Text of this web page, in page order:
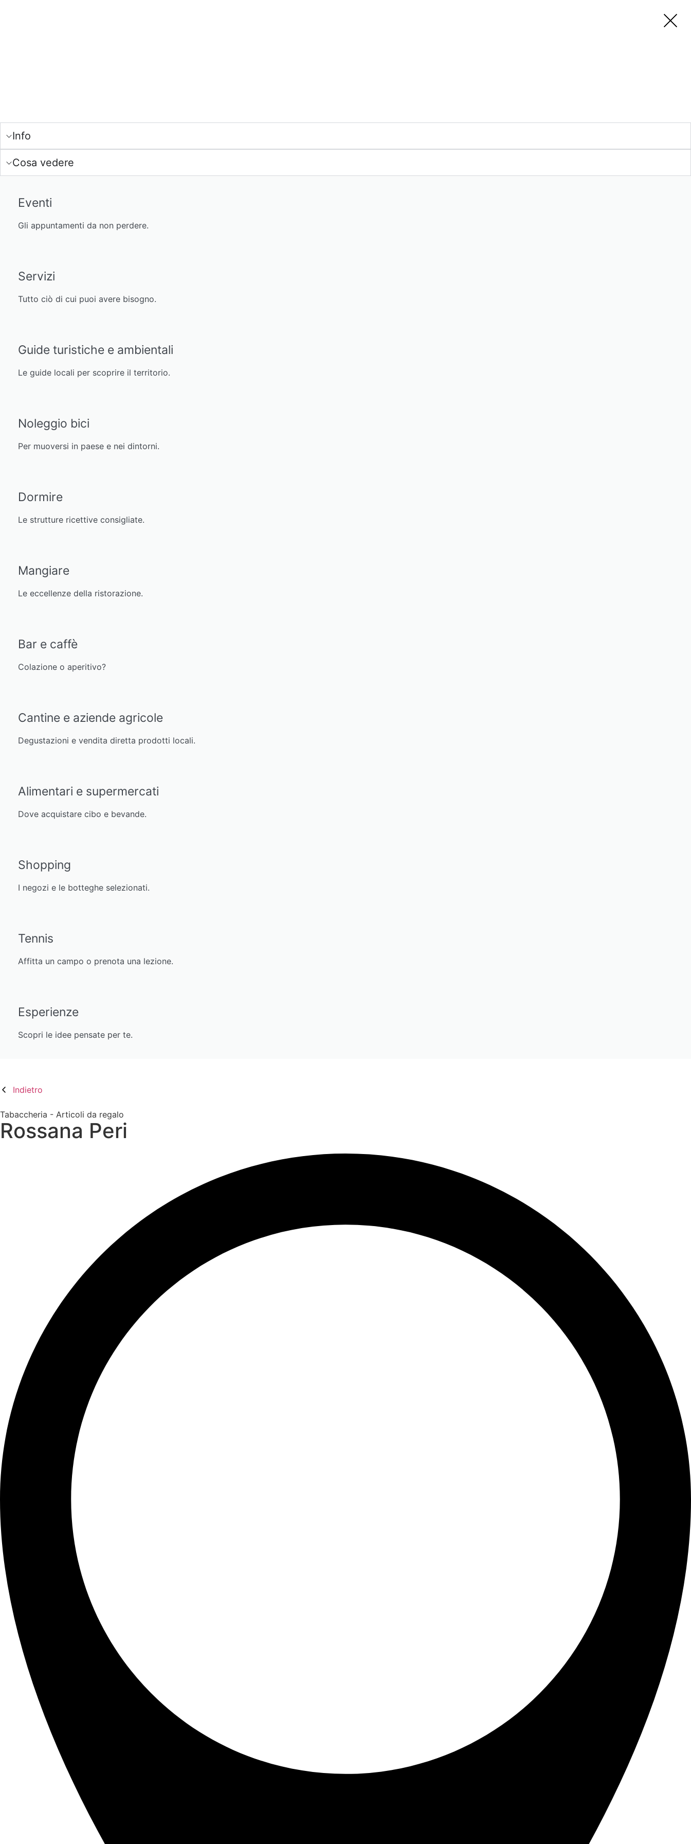
Info
Cosa vedere
Eventi
Gli appuntamenti da non perdere.
Servizi
Tutto ciò di cui puoi avere bisogno.
Guide turistiche e ambientali
Le guide locali per scoprire il territorio.
Noleggio bici
Per muoversi in paese e nei dintorni.
Dormire
Le strutture ricettive consigliate.
Mangiare
Le eccellenze della ristorazione.
Bar e caffè
Colazione o aperitivo?
Cantine e aziende agricole
Degustazioni e vendita diretta prodotti locali.
Alimentari e supermercati
Dove acquistare cibo e bevande.
Shopping
I negozi e le botteghe selezionati.
Tennis
Affitta un campo o prenota una lezione.
Esperienze
Scopri le idee pensate per te.
Indietro
Tabaccheria - Articoli da regalo
Rossana Peri